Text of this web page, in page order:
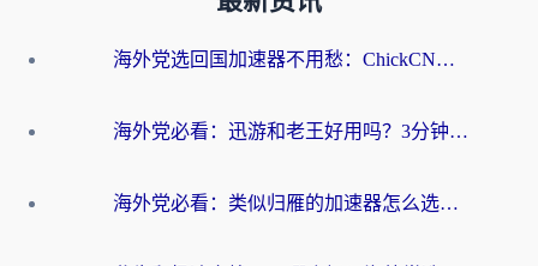
海外党选回国加速器不用愁：ChickCN和洞见哪个好？一篇搞定所有疑问
海外党必看：迅游和老王好用吗？3分钟选对加速国内网络的加速器
海外党必看：类似归雁的加速器怎么选？一篇搞定无缝访问国内资源